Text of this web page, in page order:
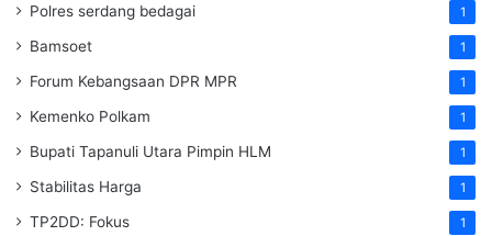
Polres serdang bedagai 1
Bamsoet 1
Forum Kebangsaan DPR MPR 1
Kemenko Polkam 1
‎Bupati Tapanuli Utara Pimpin HLM 1
Stabilitas Harga 1
TP2DD: Fokus 1